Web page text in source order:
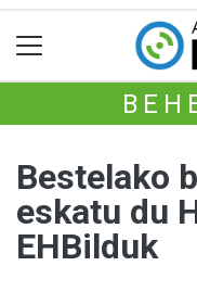
Bestelako
eskatu du
EHBilduk